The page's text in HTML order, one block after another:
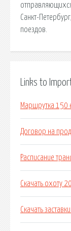
Санкт-
поездов.
Links to
Маршрутка 150
Договор на
Расписание
Скачать охоту
Скачать